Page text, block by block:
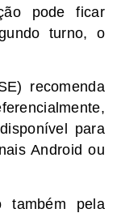
pode ficar
turno, o
recomenda
para
Android ou
também pela